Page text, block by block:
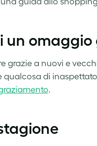
un
grazie a nuovi e
di
.